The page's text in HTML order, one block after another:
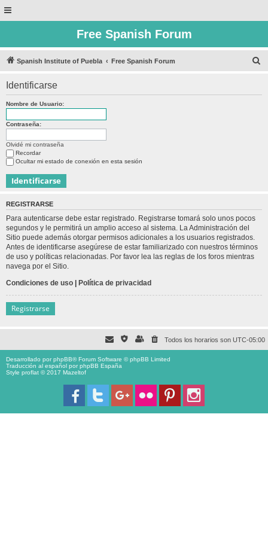
Free Spanish Forum
Spanish Institute of Puebla Free Spanish Forum
Identificarse
Nombre de Usuario:
Contraseña:
Olvidé mi contraseña
Recordar
Ocultar mi estado de conexión en esta sesión
REGISTRARSE
Para autenticarse debe estar registrado. Registrarse tomará solo unos pocos
segundos y le permitirá un amplio acceso al sistema. La Administración del
Sitio puede además otorgar permisos adicionales a los usuarios registrados.
Antes de identificarse asegúrese de estar familiarizado con nuestros términos
de uso y políticas relacionadas. Por favor lea las reglas de los foros mientras
navega por el Sitio.
Condiciones de uso | Política de privacidad
Registrarse
Todos los horarios son UTC-05:00
Desarrollado porphpBB® Forum Software © phpBB Limited
Traducción al español porphpBB España
Style proflat © 2017 Mazeltof